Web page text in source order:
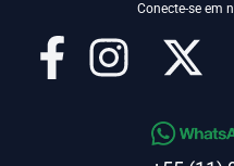
Conecte-se em